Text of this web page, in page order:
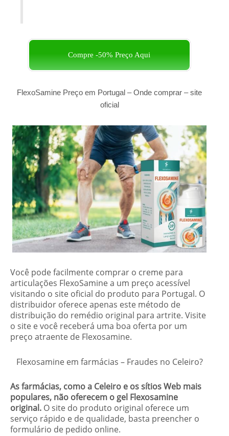
Compre -50% Preço Aqui
FlexoSamine Preço em Portugal – Onde comprar –site
oficial
Você pode facilmente comprar o creme para
articulações FlexoSamine a um preço acessível
visitando o site oficial do produto para Portugal. O
distribuidor oferece apenas este método de
distribuição do remédio original para artrite. Visite
o site e você receberá uma boa oferta por um
preço atraente de Flexosamine.
Flexosamine em farmácias – Fraudes no Celeiro?
As farmácias, como a Celeiro e os sítios Web mais
populares, não oferecem o gel Flexosamine
original. O site do produto original oferece um
serviço rápido e de qualidade, basta preencher o
formulário de pedido online.